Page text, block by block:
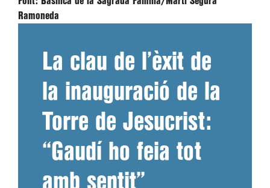
Ramoneda
La clau de l’èxit de
la inauguració de la
Torre de Jesucrist:
“Gaudí ho feia tot
amb sentit”